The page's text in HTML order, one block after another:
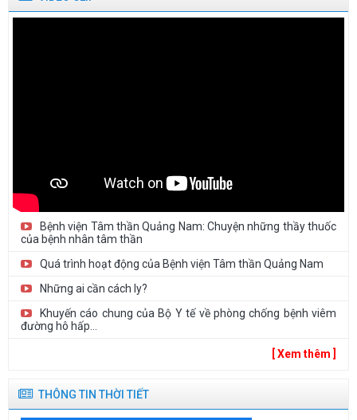
Tâm thần Quảng...
Bệnh viện Tâm thần Quảng Nam: Chuyện những thầy thuốc
của bệnh nhân tâm thần
Quá trình hoạt động của Bệnh viện Tâm thần Quảng Nam
Những ai cần cách ly?
Khuyến cáo chung của Bộ Y tế về phòng chống bệnh viêm
đường hô hấp...
[ Xem thêm ]
THÔNG TIN THỜI TIẾT